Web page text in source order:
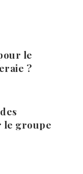
le
?
le groupe